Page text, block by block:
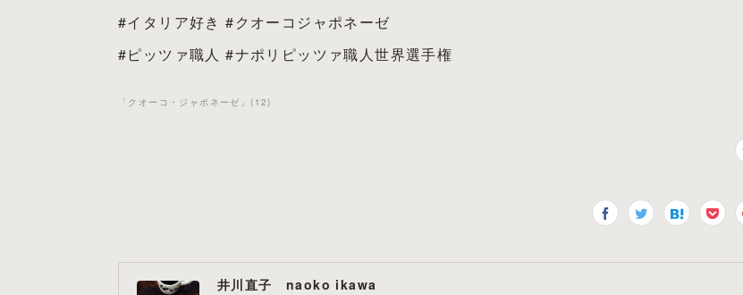
#イタリア好き #クオーコジャポネーゼ
#ピッツァ職人 #ナポリピッツァ職人世界選手権
「クオーコ・ジャポネーゼ」 ( 12)
井川直子 naoko ikawa